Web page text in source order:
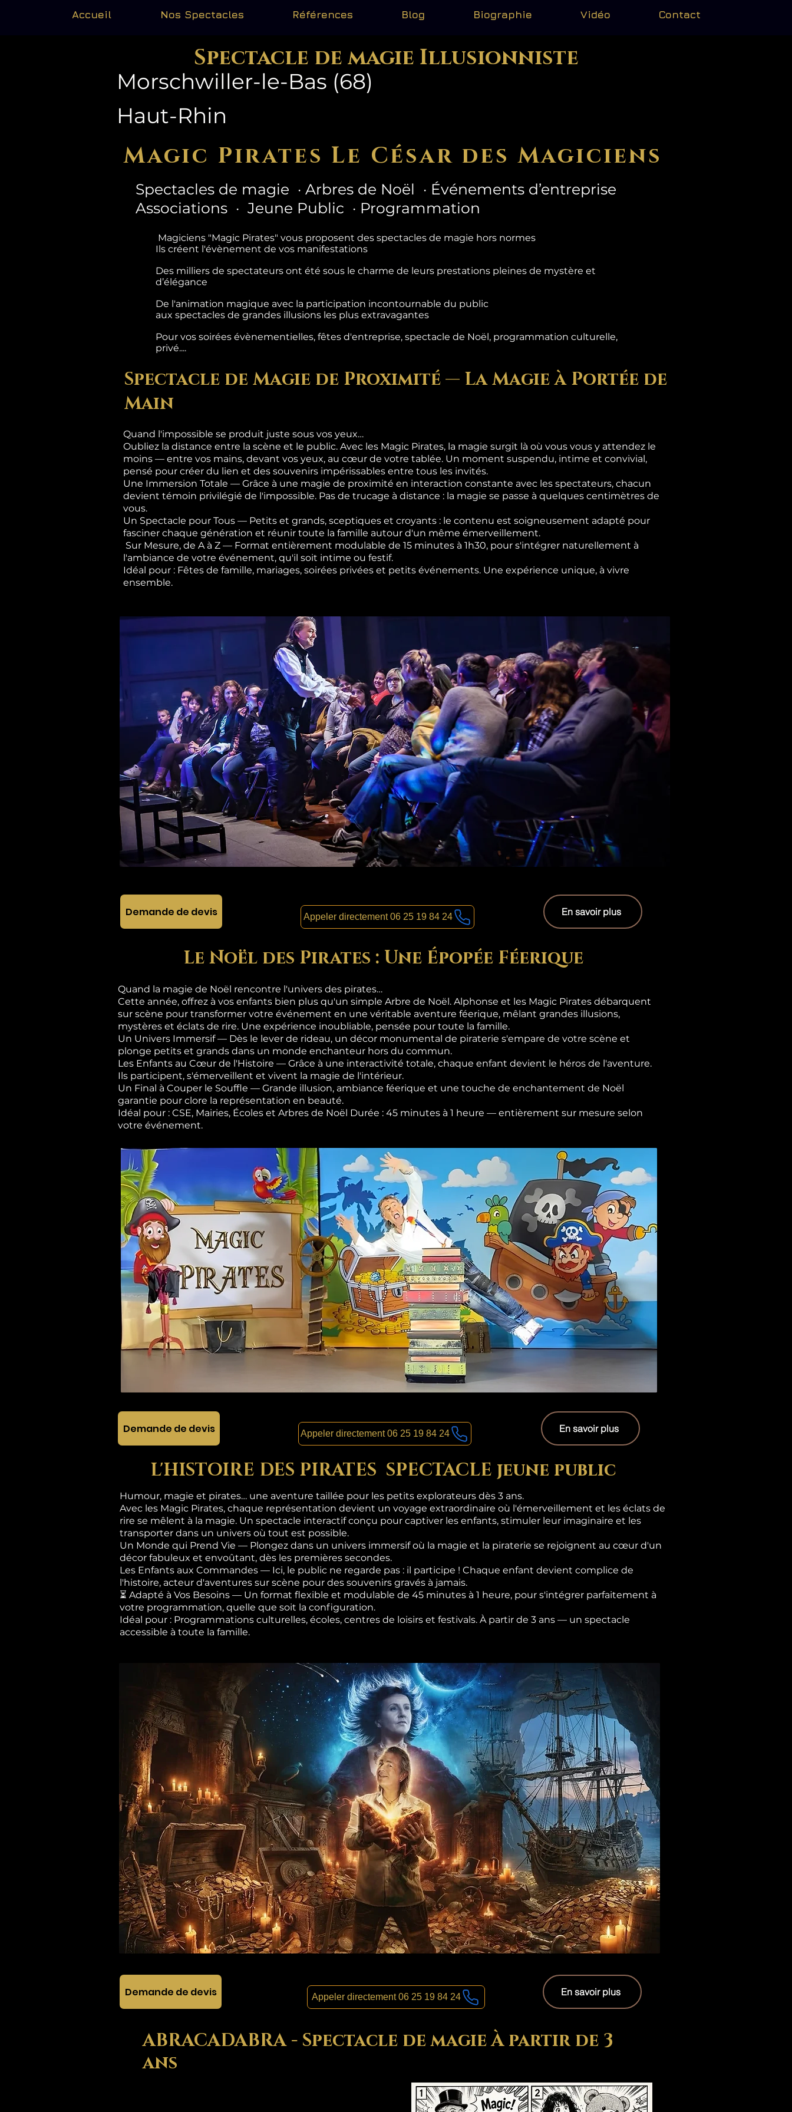
Accueil Nos Spectacles Références Blog Biographie Vidéo Contact
Spectacle de magie Illusionniste
Morschwiller-le-Bas (68)
Haut-Rhin
Magic Pirates Le César des Magiciens
Spectacles de magie · Arbres de Noël · Événements d’entreprise
Associations · Jeune Public · Programmation
Magiciens "Magic Pirates" vous proposent des spectacles de magie hors normes
Ils créent l'évènement de vos manifestations
Des milliers de spectateurs ont été sous le charme de leurs prestations pleines de mystère et
d’élégance
De l'animation magique avec la participation incontournable du public
aux spectacles de grandes illusions les plus extravagantes
Pour vos soirées évènementielles, fêtes d'entreprise, spectacle de Noël, programmation culturelle,
privé....
Spectacle de Magie de Proximité — La Magie à Portée de
Main
Quand l'impossible se produit juste sous vos yeux…
Oubliez la distance entre la scène et le public. Avec les Magic Pirates, la magie surgit là où vous vous y attendez le
moins — entre vos mains, devant vos yeux, au cœur de votre tablée. Un moment suspendu, intime et convivial,
pensé pour créer du lien et des souvenirs impérissables entre tous les invités.
Une Immersion Totale — Grâce à une magie de proximité en interaction constante avec les spectateurs, chacun
devient témoin privilégié de l'impossible. Pas de trucage à distance : la magie se passe à quelques centimètres de
vous.
Un Spectacle pour Tous — Petits et grands, sceptiques et croyants : le contenu est soigneusement adapté pour
fasciner chaque génération et réunir toute la famille autour d'un même émerveillement.
Sur Mesure, de A à Z — Format entièrement modulable de 15 minutes à 1h30, pour s'intégrer naturellement à
l'ambiance de votre événement, qu'il soit intime ou festif.
Idéal pour : Fêtes de famille, mariages, soirées privées et petits événements. Une expérience unique, à vivre
ensemble.
Demande de devis Appeler directement 06 25 19 84 24 En savoir plus
Le Noël des Pirates : Une Épopée Féerique
Quand la magie de Noël rencontre l'univers des pirates…
Cette année, offrez à vos enfants bien plus qu'un simple Arbre de Noël. Alphonse et les Magic Pirates débarquent
sur scène pour transformer votre événement en une véritable aventure féerique, mêlant grandes illusions,
mystères et éclats de rire. Une expérience inoubliable, pensée pour toute la famille.
Un Univers Immersif — Dès le lever de rideau, un décor monumental de piraterie s'empare de votre scène et
plonge petits et grands dans un monde enchanteur hors du commun.
Les Enfants au Cœur de l'Histoire — Grâce à une interactivité totale, chaque enfant devient le héros de l'aventure.
Ils participent, s'émerveillent et vivent la magie de l'intérieur.
Un Final à Couper le Souffle — Grande illusion, ambiance féerique et une touche de enchantement de Noël
garantie pour clore la représentation en beauté.
Idéal pour : CSE, Mairies, Écoles et Arbres de Noël Durée : 45 minutes à 1 heure — entièrement sur mesure selon
votre événement.
Demande de devis Appeler directement 06 25 19 84 24 En savoir plus
L'HISTOIRE DES PIRATES SPECTACLE jeune public
Humour, magie et pirates… une aventure taillée pour les petits explorateurs dès 3 ans.
Avec les Magic Pirates, chaque représentation devient un voyage extraordinaire où l'émerveillement et les éclats de
rire se mêlent à la magie. Un spectacle interactif conçu pour captiver les enfants, stimuler leur imaginaire et les
transporter dans un univers où tout est possible.
Un Monde qui Prend Vie — Plongez dans un univers immersif où la magie et la piraterie se rejoignent au cœur d'un
décor fabuleux et envoûtant, dès les premières secondes.
Les Enfants aux Commandes — Ici, le public ne regarde pas : il participe ! Chaque enfant devient complice de
l'histoire, acteur d'aventures sur scène pour des souvenirs gravés à jamais.
⏳ Adapté à Vos Besoins — Un format flexible et modulable de 45 minutes à 1 heure, pour s'intégrer parfaitement à
votre programmation, quelle que soit la configuration.
Idéal pour : Programmations culturelles, écoles, centres de loisirs et festivals. À partir de 3 ans — un spectacle
accessible à toute la famille.
Demande de devis Appeler directement 06 25 19 84 24 En savoir plus
ABRACADABRA - Spectacle de magie À partir de 3
ans